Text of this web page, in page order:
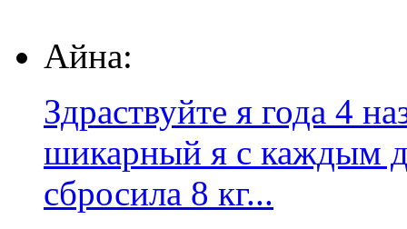
Айна:
Здраствуйте я года 4
шикарный я с каждым
сбросила 8 кг...